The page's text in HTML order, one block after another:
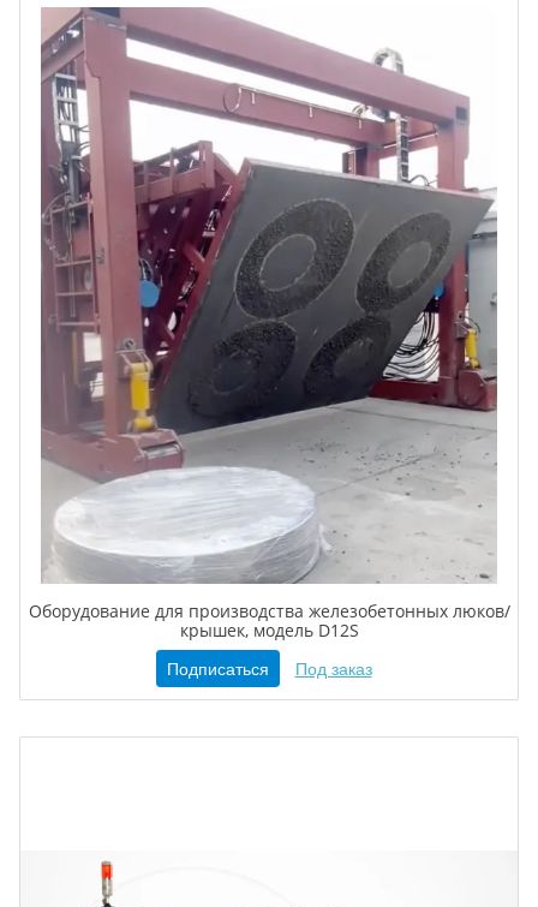
Оборудование для производства железобетонных люков/
крышек, модель D12S
Подписаться Под заказ